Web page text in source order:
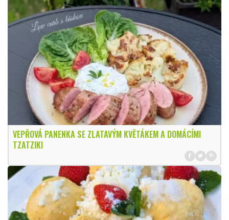
VEPŘOVÁ PANENKA SE ZLATAVÝM KVĚTÁKEM A DOMÁCÍMI
TZATZIKI